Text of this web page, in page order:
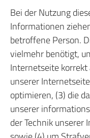
Bei der Nutzung
Informationen
betroffene Person.
vielmehr benötigt,
Internetseite
unserer
optimieren, (3) die
unserer
der Technik